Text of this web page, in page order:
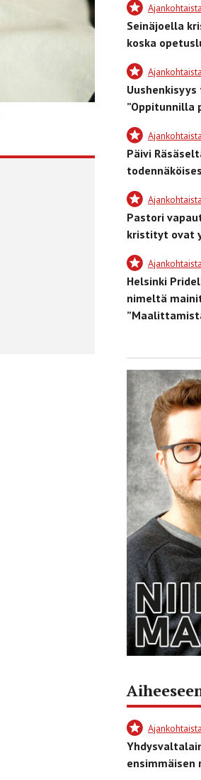
Ajankohtaista
Seinäjoella
koska
Ajankohtaista
”Oppitunnilla
Ajankohtaista
Päivi
Ajankohtaista
Pastori
kristityt ovat
Ajankohtaista
Helsinki
nimeltä
Ajankohtaista
ensimmäisen